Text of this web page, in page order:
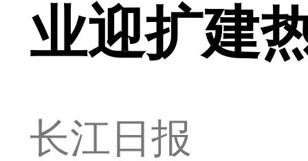
业迎扩建
长江日报